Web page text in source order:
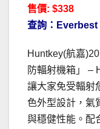
售價: $338
查詢：
Huntkey(航嘉
防輻射機箱」 –
讓大家免受輻射
色外型設計，氣
與穩健性能。配